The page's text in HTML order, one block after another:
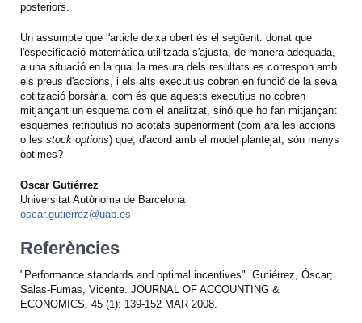
posteriors.
Un assumpte que l'article deixa obert és el següent: donat que
l'especificació matemàtica utilitzada s'ajusta, de manera adequada,
a una situació en la qual la mesura dels resultats es correspon amb
els preus d'accions, i els alts executius cobren en funció de la seva
cotització borsària, com és que aquests executius no cobren
mitjançant un esquema com el analitzat, sinó que ho fan mitjançant
esquemes retributius no acotats superiorment (com ara les accions
o les stock options) que, d'acord amb el model plantejat, són menys
òptimes?
Oscar Gutiérrez
Universitat Autònoma de Barcelona
oscar.gutierrez@uab.es
Referències
"Performance standards and optimal incentives". Gutiérrez, Óscar;
Salas-Fumas, Vicente. JOURNAL OF ACCOUNTING &
ECONOMICS, 45 (1): 139-152 MAR 2008.